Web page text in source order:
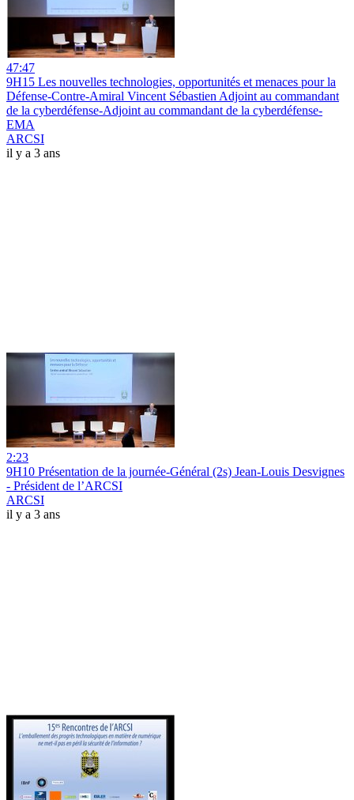
47:47
9H15 Les nouvelles technologies, opportunités et menaces pour la
Défense-Contre-Amiral Vincent Sébastien Adjoint au commandant
de la cyberdéfense-Adjoint au commandant de la cyberdéfense-
EMA
ARCSI
il y a 3 ans
2:23
9H10 Présentation de la journée-Général (2s) Jean-Louis Desvignes
- Président de l’ARCSI
ARCSI
il y a 3 ans